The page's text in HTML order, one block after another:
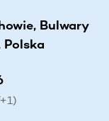
Bulwary
Polska